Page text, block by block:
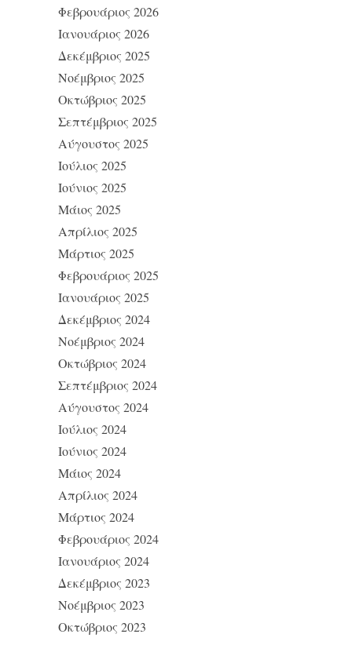
Φεβρουάριος 2026
Ιανουάριος 2026
Δεκέμβριος 2025
Νοέμβριος 2025
Οκτώβριος 2025
Σεπτέμβριος 2025
Αύγουστος 2025
Ιούλιος 2025
Ιούνιος 2025
Μάιος 2025
Απρίλιος 2025
Μάρτιος 2025
Φεβρουάριος 2025
Ιανουάριος 2025
Δεκέμβριος 2024
Νοέμβριος 2024
Οκτώβριος 2024
Σεπτέμβριος 2024
Αύγουστος 2024
Ιούλιος 2024
Ιούνιος 2024
Μάιος 2024
Απρίλιος 2024
Μάρτιος 2024
Φεβρουάριος 2024
Ιανουάριος 2024
Δεκέμβριος 2023
Νοέμβριος 2023
Οκτώβριος 2023